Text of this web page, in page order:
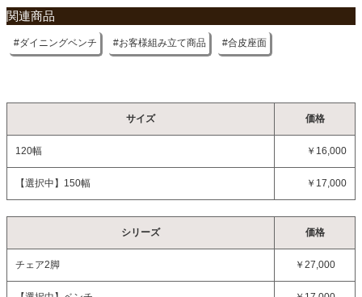
関連商品
ダイニングベンチ お客様組み立て商品 合皮座面
サイズ 価格
120幅 ￥16,000
【選択中】 150幅 ￥17,000
シリーズ 価格
チェア2脚 ￥27,000